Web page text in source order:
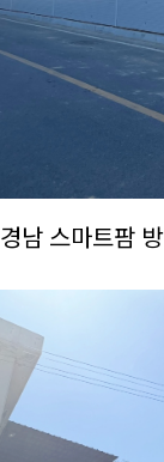
경남 스마트팜